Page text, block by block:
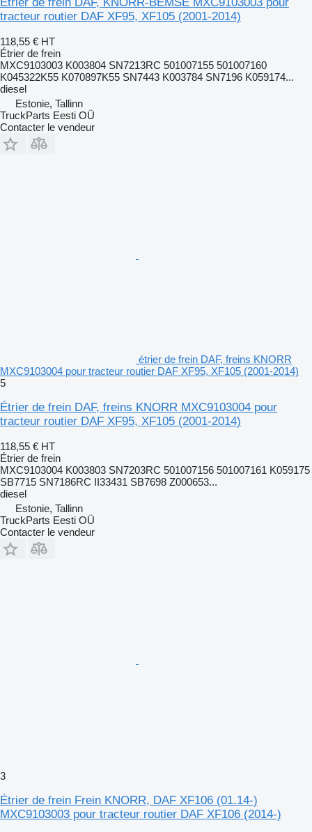
tracteur routier DAF XF95, XF105 (2001-2014)
118,55 € HT
Étrier de frein
MXC9103003 K003804 SN7213RC 501007155 501007160
K045322K55 K070897K55 SN7443 K003784 SN7196 K059174...
diesel
Estonie, Tallinn
TruckParts Eesti OÜ
Contacter le vendeur
étrier de frein DAF, freins KNORR
MXC9103004 pour tracteur routier DAF XF95, XF105 (2001-2014)
5
Étrier de frein DAF, freins KNORR MXC9103004 pour
tracteur routier DAF XF95, XF105 (2001-2014)
118,55 € HT
Étrier de frein
MXC9103004 K003803 SN7203RC 501007156 501007161 K059175
SB7715 SN7186RC II33431 SB7698 Z000653...
diesel
Estonie, Tallinn
TruckParts Eesti OÜ
Contacter le vendeur
3
Étrier de frein Frein KNORR, DAF XF106 (01.14-)
MXC9103003 pour tracteur routier DAF XF106 (2014-)